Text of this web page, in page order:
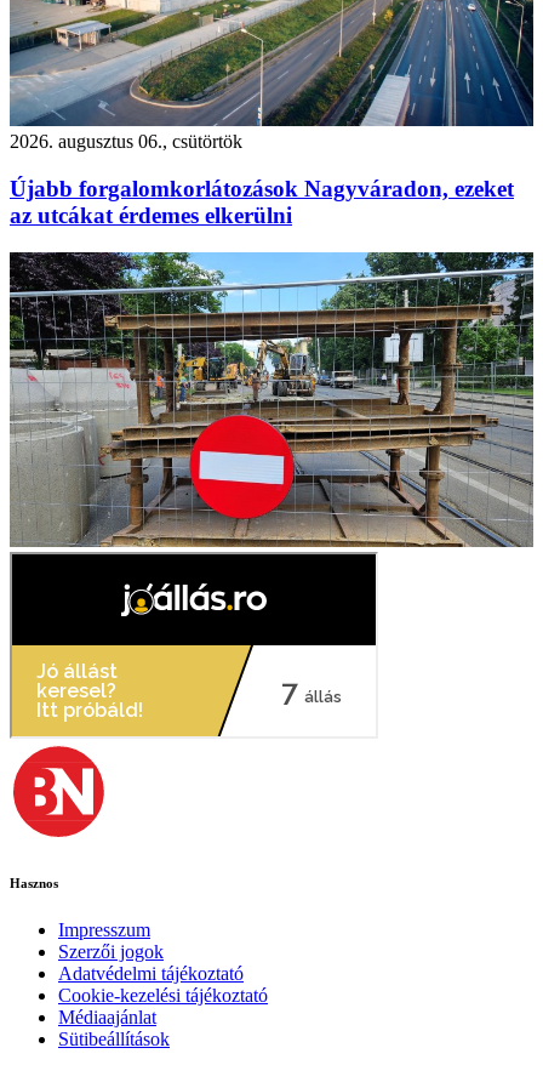
2026. augusztus 06., csütörtök
Újabb forgalomkorlátozások Nagyváradon, ezeket
az utcákat érdemes elkerülni
Hasznos
Impresszum
Szerzői jogok
Adatvédelmi tájékoztató
Cookie-kezelési tájékoztató
Médiaajánlat
Sütibeállítások